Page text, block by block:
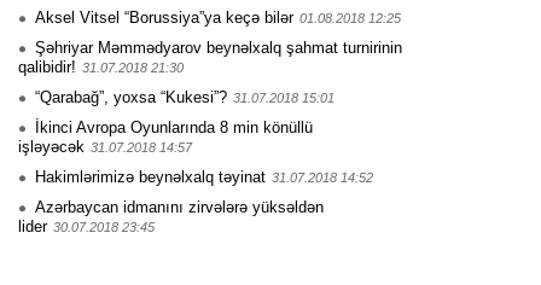
Aksel Vitsel “Borussiya”ya keçə bilər 01.08.2018 12:25
Şəhriyar Məmmədyarov beynəlxalq şahmat turnirinin
qalibidir! 31.07.2018 21:30
“Qarabağ”, yoxsa “Kukesi”? 31.07.2018 15:01
İkinci Avropa Oyunlarında 8 min könüllü
işləyəcək 31.07.2018 14:57
Hakimlərimizə beynəlxalq təyinat 31.07.2018 14:52
Azərbaycan idmanını zirvələrə yüksəldən
lider 30.07.2018 23:45